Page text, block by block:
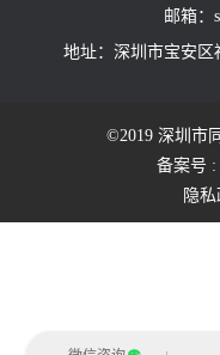
邮箱：
地址：深圳市宝安区
©2019 深圳市
备案号 :
隐